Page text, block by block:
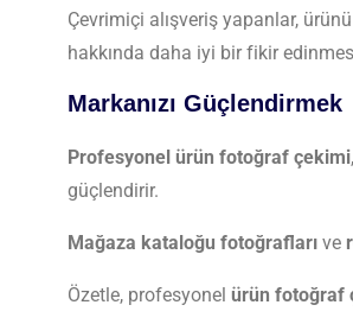
Çevrimiçi alışveriş yapanlar,
hakkında daha iyi bir fikir
Markanızı Güçlendirmek
Profesyonel ürün fotoğraf çekimi
güçlendirir.
Mağaza kataloğu fotoğrafları ve
Özetle, profesyonel ürün fotoğraf